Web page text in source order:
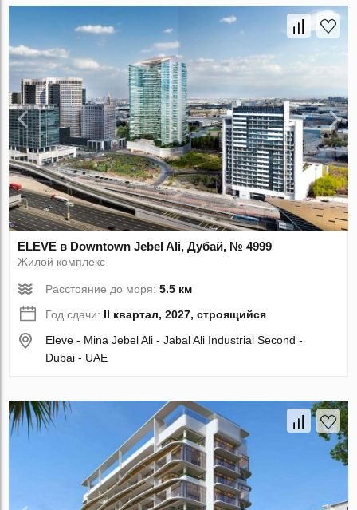
ELEVE в Downtown Jebel Ali, Дубай, № 4999
Жилой комплекс
Расстояние до моря:5.5 км
Год сдачи: II квартал, 2027, строящийся
Eleve - Mina Jebel Ali - Jabal Ali Industrial Second -
Dubai - UAE